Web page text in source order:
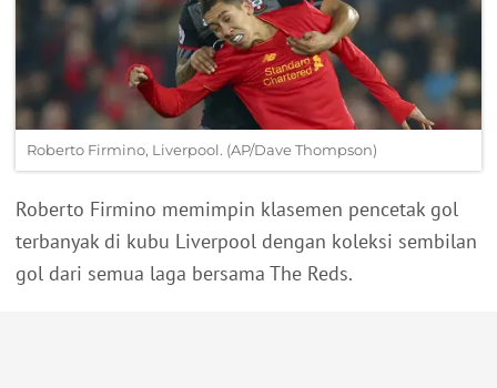
Roberto Firmino, Liverpool. (AP/Dave Thompson)
Roberto Firmino memimpin klasemen pencetak gol
terbanyak di kubu Liverpool dengan koleksi sembilan
gol dari semua laga bersama The Reds.